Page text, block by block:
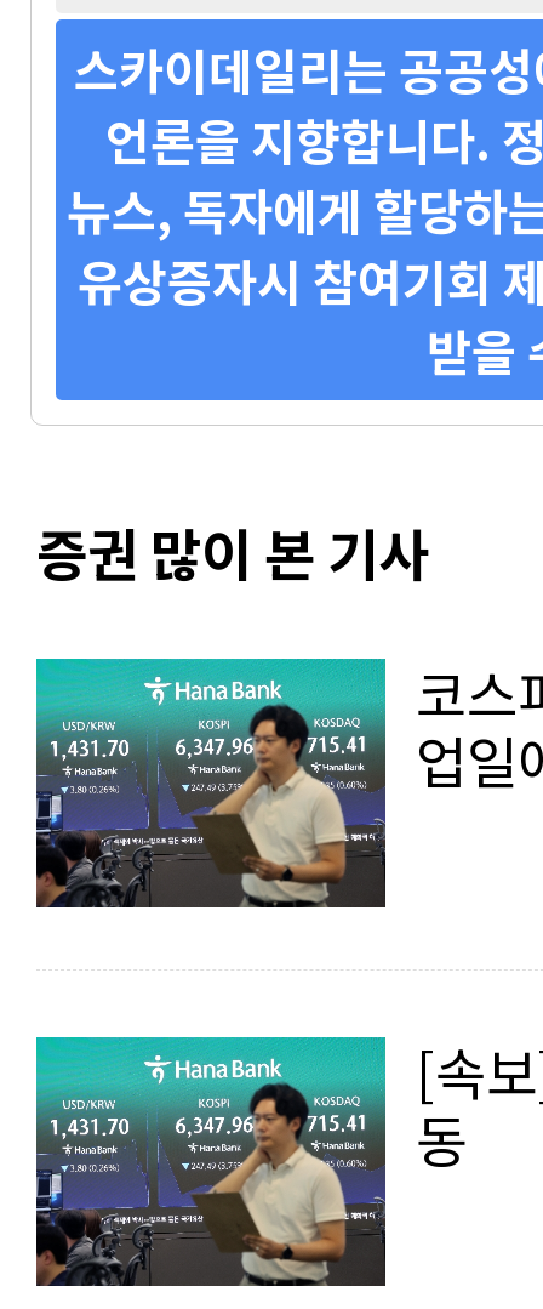
스카이데일리는 공공
언론을 지향합니다.
뉴스, 독자에게 할당하
유상증자시 참여기회
받을
증권 많이 본 기사
코스
업일
[속
동